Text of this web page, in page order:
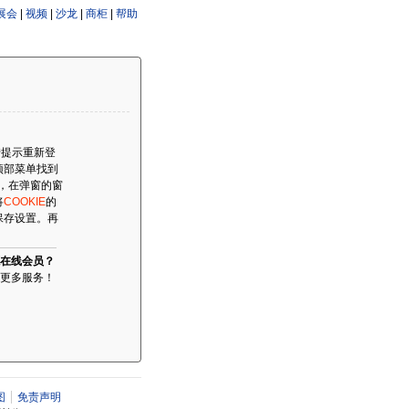
会 视频 沙龙 商柜 帮助
示重新登
部菜单找到
，在弹窗的窗
COOKIE的
存设置。再
线会员？
多服务！
免责声明